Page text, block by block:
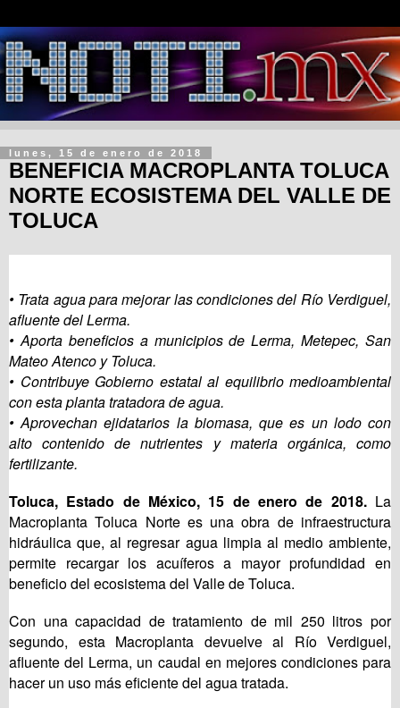
lunes, 15 de enero de 2018
BENEFICIA MACROPLANTA TOLUCA
NORTE ECOSISTEMA DEL VALLE DE
TOLUCA
• Trata agua para mejorar las condiciones del Río Verdiguel,
afluente del Lerma.
• Aporta beneficios a municipios de Lerma, Metepec, San
Mateo Atenco y Toluca.
• Contribuye Gobierno estatal al equilibrio medioambiental
con esta planta tratadora de agua.
• Aprovechan ejidatarios la biomasa, que es un lodo con
alto contenido de nutrientes y materia orgánica, como
fertilizante.
Toluca, Estado de México, 15 de enero de 2018.La
Macroplanta Toluca Norte es una obra de infraestructura
hidráulica que, al regresar agua limpia al medio ambiente,
permite recargar los acuíferos a mayor profundidad en
beneficio del ecosistema del Valle de Toluca.
Con una capacidad de tratamiento de mil 250 litros por
segundo, esta Macroplanta devuelve al Río Verdiguel,
afluente del Lerma, un caudal en mejores condiciones para
hacer un uso más eficiente del agua tratada.